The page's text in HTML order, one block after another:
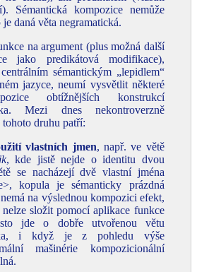
Sémantická kompozice nemůže
daná věta negramatická.
na argument (plus možná další
jako predikátová modifikace),
sémantickým „lepidlem“
jazyce, neumí vysvětlit některé
obtížnějších konstrukcí
Mezi dnes nekontroverzně
druhu patří:
vlastních jmen, např. ve větě
, kde jistě nejde o identitu dvou
se nacházejí dvě vlastní jména
kopula je sémanticky prázdná
nemá na výslednou kompozici efekt,
složit pomocí aplikace funkce
jde o dobře utvořenou větu
i když je z pohledu výše
mašinérie kompozicionální